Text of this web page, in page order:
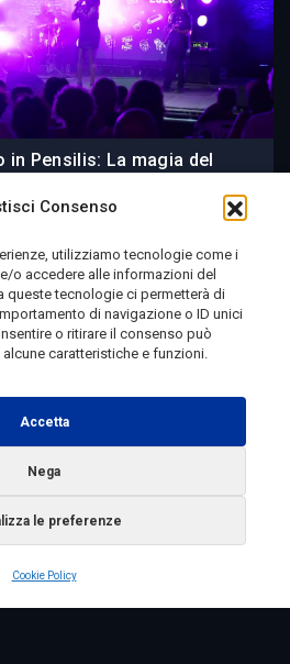
Consenso
utilizziamo tecnologie come i
o accedere alle informazioni del
queste tecnologie ci permetterà di
di navigazione o ID unici
o ritirare il consenso può
caratteristiche e funzioni.
Accetta
Nega
le preferenze
Cookie Policy
in Pensilis: La magia del
di Campobasso n. 133 del
MANUELA
reg. Tribunale Di
5/1996 - Direttore Responsabile:
P.IVA 00213640709